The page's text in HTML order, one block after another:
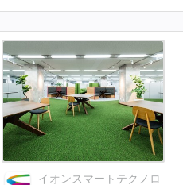
イオンスマートテクノロ